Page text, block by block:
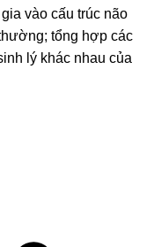
vào cấu trúc não
tổng hợp các
lý khác nhau của